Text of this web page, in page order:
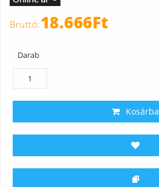
18.666Ft
Darab
Kosárba